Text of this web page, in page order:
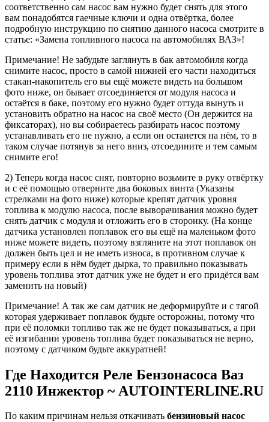
соответственно сам насос вам нужно будет снять для этого
вам понадобятся гаечные ключи и одна отвёртка, более
подробную инструкцию по снятию данного насоса смотрите в
статье: «Замена топливного насоса на автомобилях ВАЗ»!
Примечание! Не забудьте заглянуть в бак автомобиля когда
снимите насос, просто в самой нижней его части находиться
стакан-накопитель его вы ещё можете видеть на большом
фото ниже, он бывает отсоединяется от модуля насоса и
остаётся в баке, поэтому его нужно будет оттуда вынуть и
установить обратно на насос на своё место (Он держится на
фиксаторах), но вы собираетесь разбирать насос поэтому
устанавливать его не нужно, а если он останется на нём, то в
таком случае потянув за него вниз, отсоедините и тем самым
снимите его!
2) Теперь когда насос снят, повторно возьмите в руку отвёртку
и с её помощью отверните два боковых винта (Указаны
стрелками на фото ниже) которые крепят датчик уровня
топлива к модулю насоса, после выворачивания можно будет
снять датчик с модуля и отложить его в сторонку. (На конце
датчика установлен поплавок его вы ещё на маленьком фото
ниже можете видеть, поэтому взгляните на этот поплавок он
должен быть цел и не иметь износа, в противном случае к
примеру если в нём будет дырка, то правильно показывать
уровень топлива этот датчик уже не будет и его придётся вам
заменить на новый)
Примечание! А так же сам датчик не деформируйте и с тягой
которая удерживает поплавок будьте осторожны, потому что
при её поломки топливо так же не будет показываться, а при
её изгибании уровень топлива будет показываться не верно,
поэтому с датчиком будьте аккуратней!
Где Находится Реле Бензонасоса Ваз
2110 Инжектор ~ AUTOINTERLINE.RU
По каким причинам нельзя откачивать бензиновый насос